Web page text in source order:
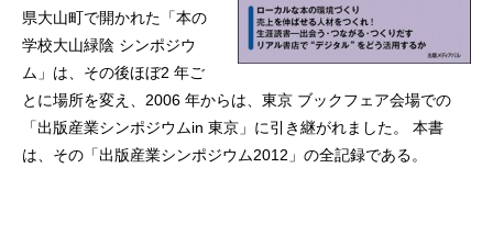
県大山町で開かれた「本の
学校大山緑陰 シンポジウ
ム」は、その後ほぼ2 年ご
とに場所を変え、2006 年からは、東京 ブックフェア会場での
「出版産業シンポジウムin 東京」に引き継がれました。 本書
は、その「出版産業シンポジウム2012」の全記録である。